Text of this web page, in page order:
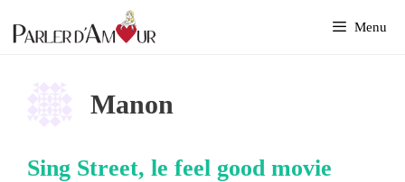
au
Menu
Manon
Sing Street, le feel good movie